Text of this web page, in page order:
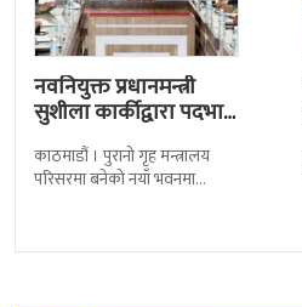
नवनियुक्त प्रधानमन्त्री
सुशीला कार्कीद्वारा पदभार
काठमाडौं । पुरानो गृह मन्त्रालय
परिसरमा बनेको नयाँ भवनमा
नवनियुक्त